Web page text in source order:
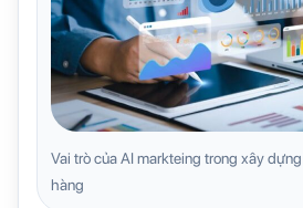
Vai trò của AI markteing trong xây
hàng